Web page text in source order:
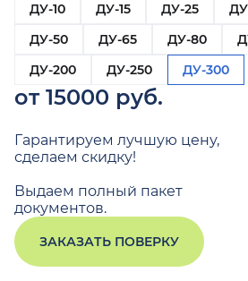
ДУ-10
ДУ-15 ДУ-25
ДУ-50
ДУ-65 ДУ-80
ДУ-200
ДУ-250 ДУ-300
от 15000 руб.
Гарантируем лучшую цену,
сделаем скидку!
Выдаем полный пакет
документов.
ЗАКАЗАТЬ ПОВЕРКУ